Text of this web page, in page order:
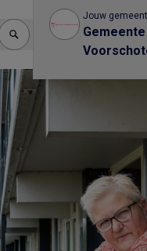
Jouw
Gemeente